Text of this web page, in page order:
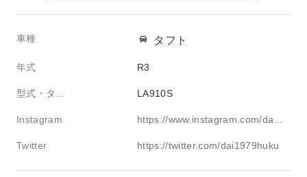
車種 タフト
年式 R3
LA910S
Instagram
Twitter https://twitter.com/dai1979huku